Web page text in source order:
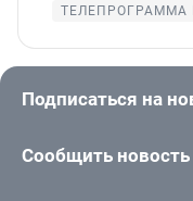
ТЕЛЕПРОГРАММА
Подписаться на
Сообщить новость